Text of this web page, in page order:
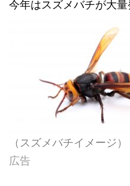
今年はスズメバチが大
（スズメバチイメージ）
広告